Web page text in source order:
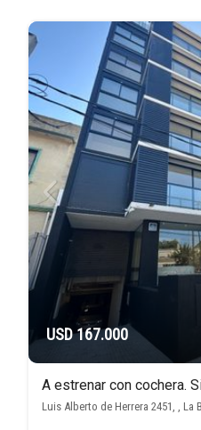
USD 167.000
A estrenar con cochera.
Luis Alberto de Herrera 2451, , La